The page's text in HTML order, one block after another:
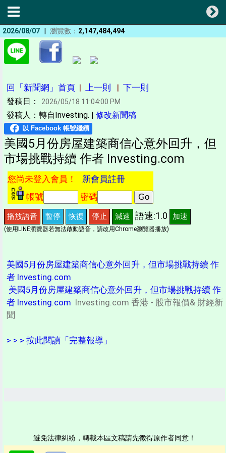
2026/08/07 | 瀏覽數： 2,147,484,494
回「新聞網」首頁 | 上一則 | 下一則
發稿日： 2026/05/18 11:04:00 PM
發稿人：轉自Investing. | 修改新聞稿
美國5月份房屋建築商信心意外回升，但
市場挑戰持續 作者 Investing.com
您尚未登入會員！ 新會員註冊
帳號
密碼
播放語音 暫停 恢復 停止 減速 語速:1.0 加速
(使用LINE瀏覽器若無法啟動語音，請改用Chrome瀏覽器播放)
美國5月份房屋建築商信心意外回升，但市場挑戰持續 作
者 Investing.com
美國5月份房屋建築商信心意外回升，但市場挑戰持續 作
者 Investing.com Investing.com 香港 - 股市報價& 財經新
聞
> > > 按此閱讀「完整報導」
避免法律糾紛，轉載本區文稿請先徵得原作者同意！